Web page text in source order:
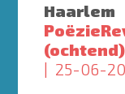
Haarlem
(ochtend)
25-06-